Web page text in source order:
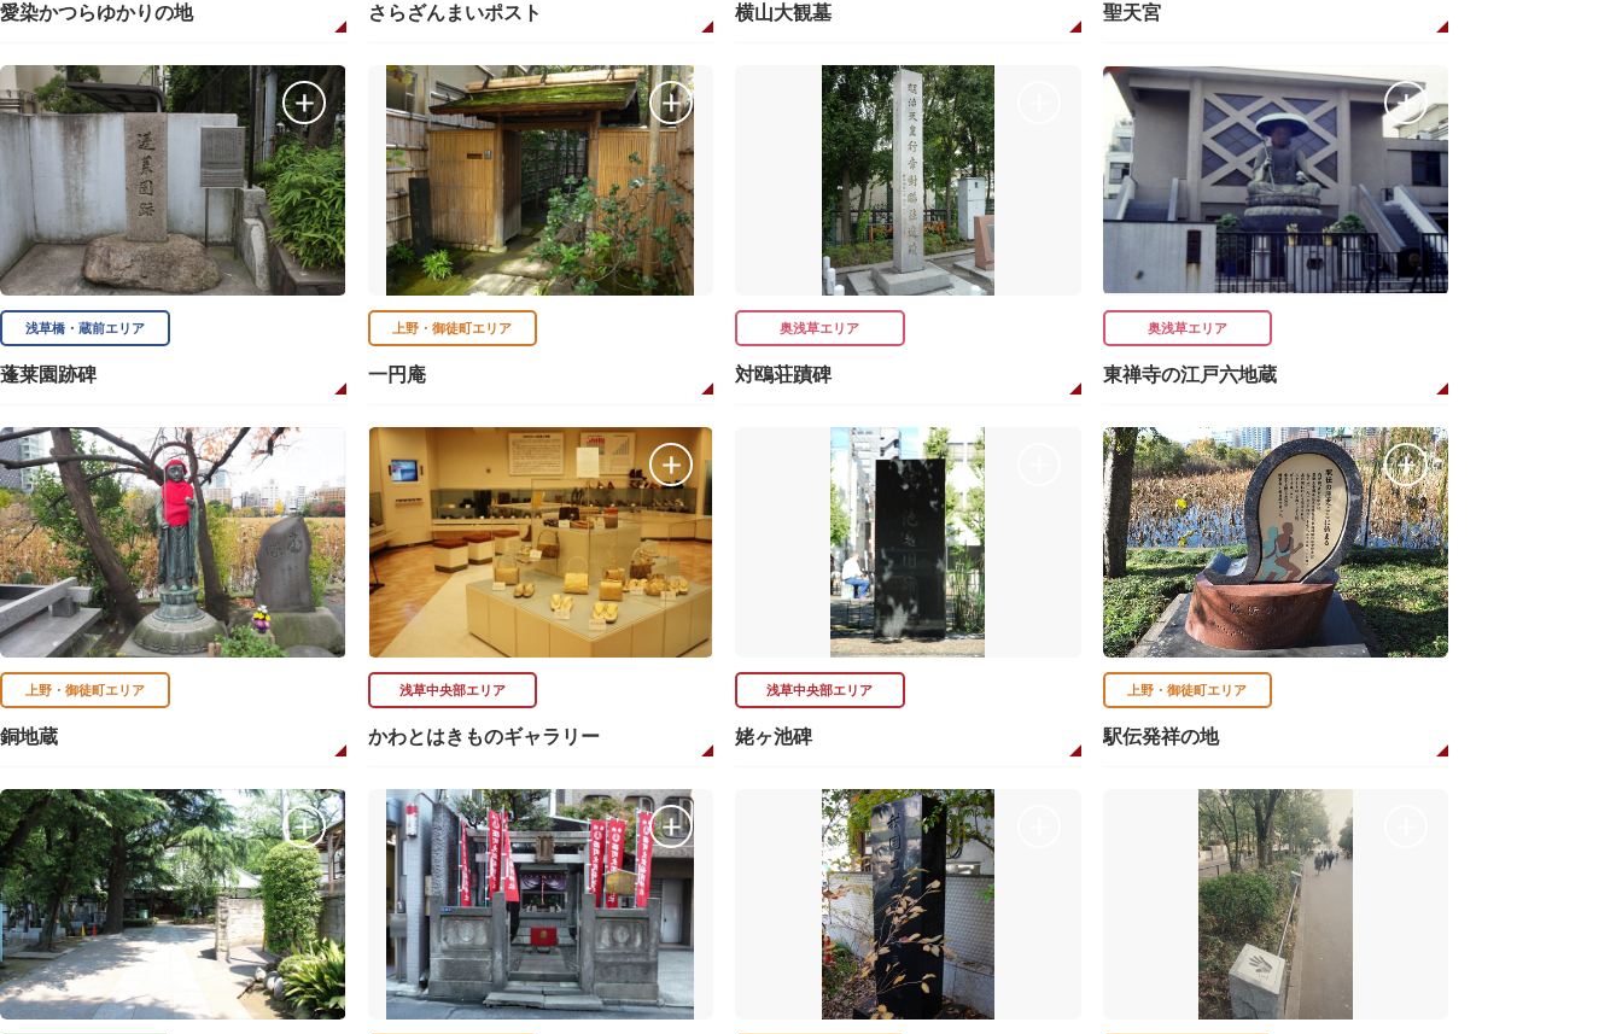
愛染かつらゆかりの地 さらざんまいポスト 横山大観墓 聖天宮
浅草橋・蔵前エリア
蓬莱園跡碑
上野・御徒町エリア
一円庵
奥浅草エリア
対鴎荘蹟碑
奥浅草エリア
東禅寺の江戸六地蔵
上野・御徒町エリア
銅地蔵
浅草中央部エリア
かわとはきものギャラリー
浅草中央部エリア
姥ヶ池碑
上野・御徒町エリア
駅伝発祥の地